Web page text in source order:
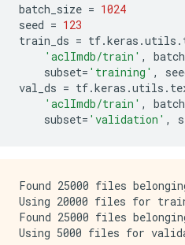
batch_size = 1024
seed = 123
train_ds = tf.keras .utils .
'aclImdb/train' ,
subset= 'training' ,
val_ds = tf.keras .utils .
'aclImdb/train' ,
subset= 'validation' ,
Found 25000 files
Using 20000 files for
Found 25000 files